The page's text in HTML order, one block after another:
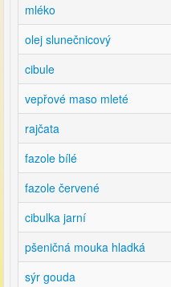
mléko
olej slunečnicový
cibule
vepřové maso mleté
rajčata
fazole bílé
fazole červené
cibulka jarní
pšeničná mouka hladká
sýr gouda